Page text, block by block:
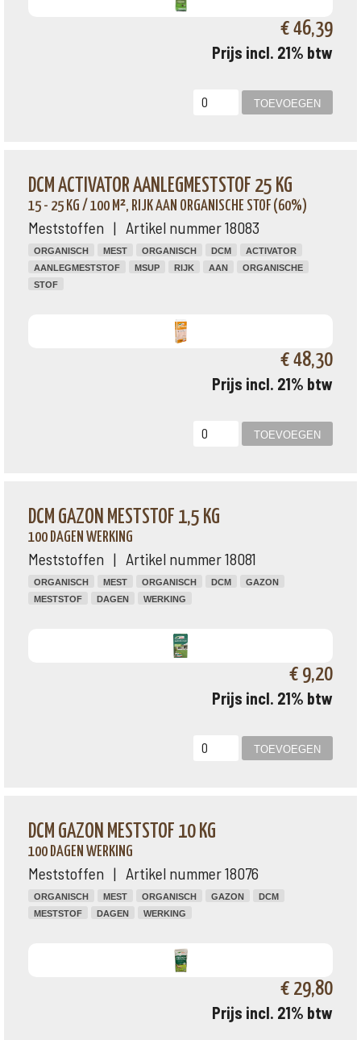
€ 46,39
Prijs incl. 21% btw
DCM ACTIVATOR AANLEGMESTSTOF 25 KG
15 - 25 KG / 100 M², RIJK AAN ORGANISCHE STOF (60%)
Meststoffen | Artikel nummer 18083
ORGANISCH MEST ORGANISCH DCM
ACTIVATOR
AANLEGMESTSTOF
MSUP RIJK AAN
ORGANISCHE
STOF
€ 48,30
Prijs incl. 21% btw
DCM GAZON MESTSTOF 1,5 KG
100 DAGEN WERKING
Meststoffen | Artikel nummer 18081
ORGANISCH MEST ORGANISCH DCM
GAZON
MESTSTOF
DAGEN WERKING
€ 9,20
Prijs incl. 21% btw
DCM GAZON MESTSTOF 10 KG
100 DAGEN WERKING
Meststoffen | Artikel nummer 18076
ORGANISCH MEST ORGANISCH GAZON
DCM
MESTSTOF
DAGEN WERKING
€ 29,80
Prijs incl. 21% btw